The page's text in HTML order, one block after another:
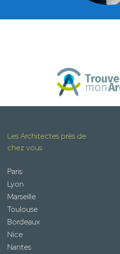
Les Architectes près de
chez vous
Paris
Lyon
Marseille
Toulouse
Bordeaux
Nice
Nantes